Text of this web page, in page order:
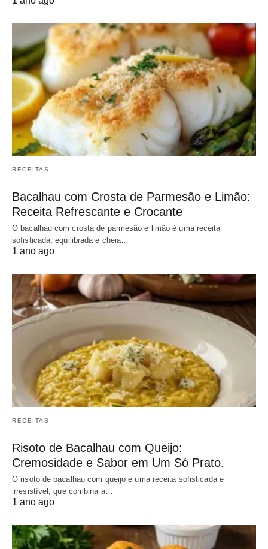
RECEITAS
Bacalhau com Crosta de Parmesão e Limão:
Receita Refrescante e Crocante
O bacalhau com crosta de parmesão e limão é uma receita
sofisticada, equilibrada e cheia…
1 ano ago
RECEITAS
Risoto de Bacalhau com Queijo:
Cremosidade e Sabor em Um Só Prato.
O risoto de bacalhau com queijo é uma receita sofisticada e
irresistível, que combina a…
1 ano ago